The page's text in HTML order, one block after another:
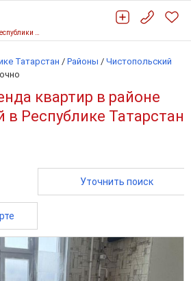
Татарстан / Районы / Чистопольский
квартир в районе
в Республике Татарстан
Уточнить поиск